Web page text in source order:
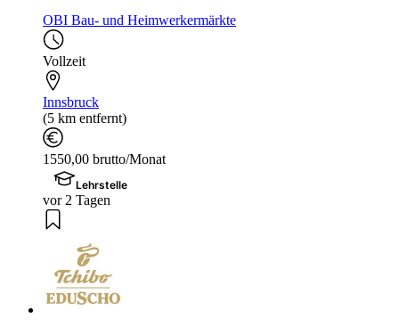
OBI Bau- und Heimwerkermärkte
Vollzeit
Innsbruck
(5 km entfernt)
1550,00 brutto/Monat
Lehrstelle
vor 2 Tagen